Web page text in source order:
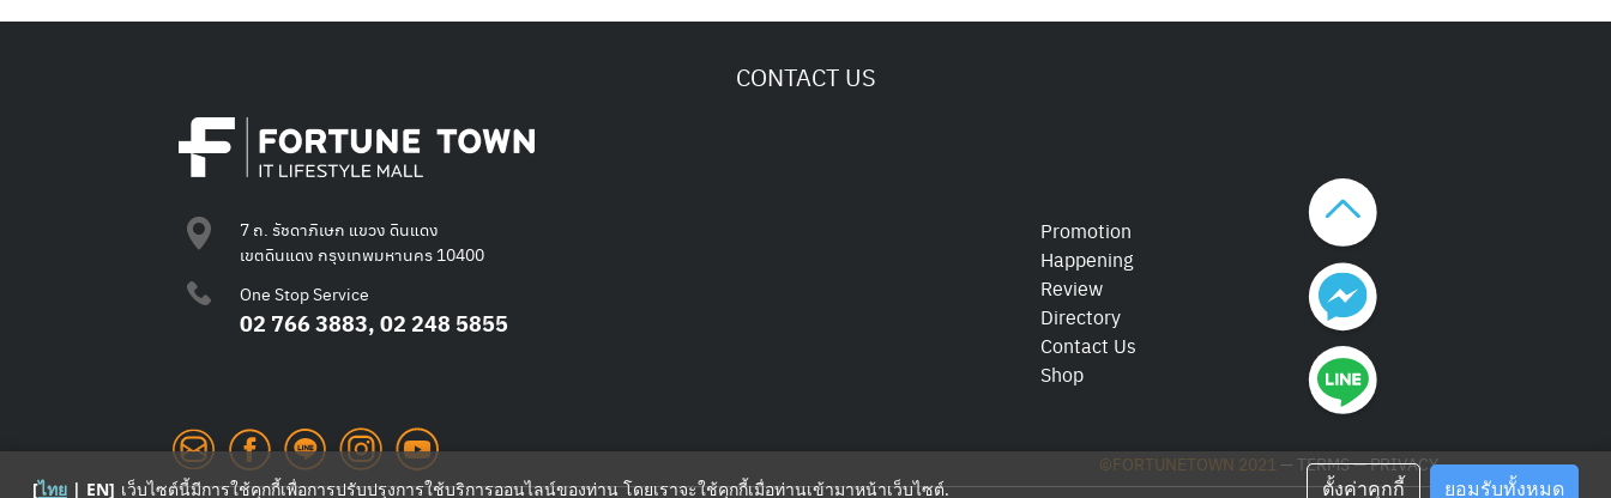
CONTACT US
7 ถ. รัชดาภิเษก แขวง ดินแดง
เขตดินแดง กรุงเทพมหานคร 10400
One Stop Service
02 766 3883, 02 248 5855
Promotion
Happening
Review
Directory
Contact Us
Shop
©FORTUNETOWN 2021 — TERMS—PRIVACY
[ไทย| EN] เว็บไซต์นี้มีการใช้คุกกี้เพื่อการปรับปรุงการใช้บริการออนไลน์ของท่าน โดยเราจะใช้คุกกี้เมื่อท่านเข้ามาหน้าเว็บไซต์. ตั้งค่าคุกกี้ ยอมรับทั้งหมด